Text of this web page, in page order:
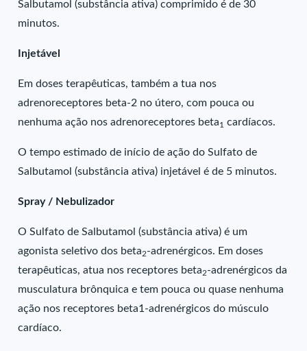
Salbutamol (substância ativa) comprimido é de 30
minutos.
Injetável
Em doses terapêuticas, também a tua nos
adrenoreceptores beta-2 no útero, com pouca ou
nenhuma ação nos adrenoreceptores beta1 cardíacos.
O tempo estimado de início de ação do Sulfato de
Salbutamol (substância ativa) injetável é de 5 minutos.
Spray / Nebulizador
O Sulfato de Salbutamol (substância ativa) é um
agonista seletivo dos beta2-adrenérgicos. Em doses
terapêuticas, atua nos receptores beta2-adrenérgicos da
musculatura brônquica e tem pouca ou quase nenhuma
ação nos receptores beta1-adrenérgicos do músculo
cardíaco.